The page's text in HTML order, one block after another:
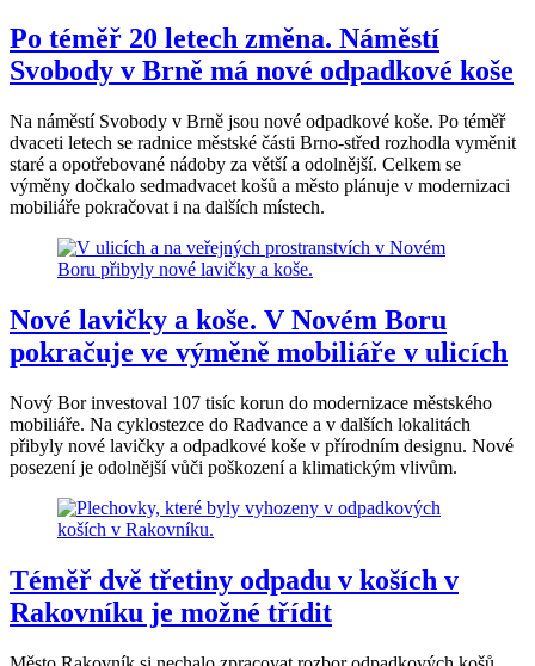
Po téměř 20 letech změna. Náměstí
Svobody v Brně má nové odpadkové koše
Na náměstí Svobody v Brně jsou nové odpadkové koše. Po téměř
dvaceti letech se radnice městské části Brno-střed rozhodla vyměnit
staré a opotřebované nádoby za větší a odolnější. Celkem se
výměny dočkalo sedmadvacet košů a město plánuje v modernizaci
mobiliáře pokračovat i na dalších místech.
Nové lavičky a koše. V Novém Boru
pokračuje ve výměně mobiliáře v ulicích
Nový Bor investoval 107 tisíc korun do modernizace městského
mobiliáře. Na cyklostezce do Radvance a v dalších lokalitách
přibyly nové lavičky a odpadkové koše v přírodním designu. Nové
posezení je odolnější vůči poškození a klimatickým vlivům.
Téměř dvě třetiny odpadu v koších v
Rakovníku je možné třídit